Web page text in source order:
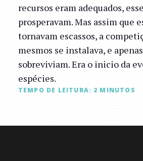
recursos eram adequados,
prosperavam. Mas assim que
tornavam escassos, a
mesmos se instalava, e
sobreviviam. Era o inicio da
espécies.
TEMPO DE LEITURA: 2 MINUTOS